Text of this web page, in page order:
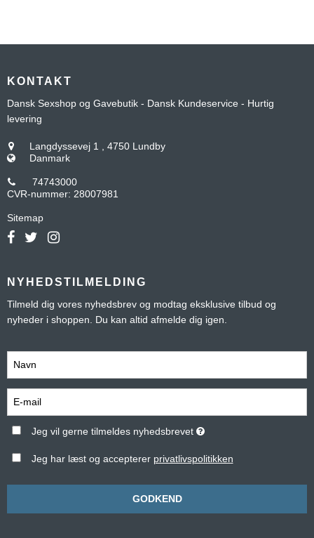
KONTAKT
Dansk Sexshop og Gavebutik - Dansk Kundeservice - Hurtig
levering
Langdyssevej 1
4750 Lundby
Danmark
74743000
CVR-nummer: 28007981
Sitemap
NYHEDSTILMELDING
Tilmeld dig vores nyhedsbrev og modtag eksklusive tilbud og
nyheder i shoppen. Du kan altid afmelde dig igen.
Jeg vil gerne tilmeldes nyhedsbrevet
Jeg har læst og accepterer privatlivspolitikken
GODKEND